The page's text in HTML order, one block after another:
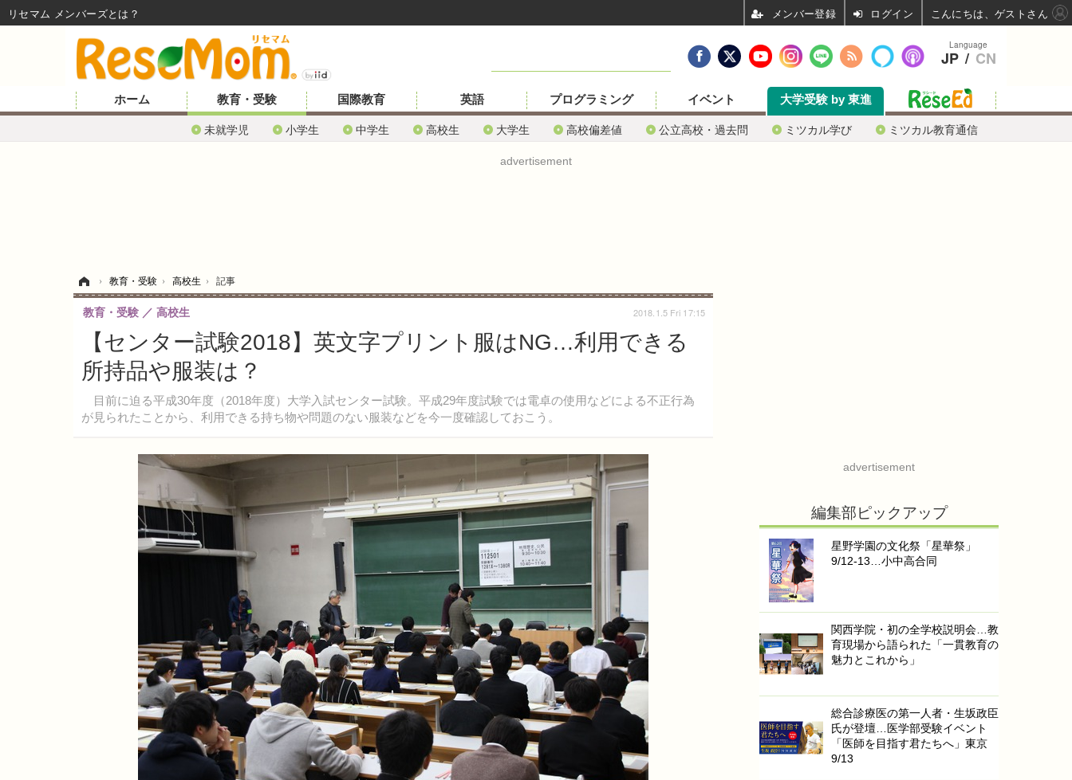
ホーム 教育・受験
未就学児 小学生 中学生 高校生 大学生 高校偏差値 公立高校・過去問 ミツカル学び ミツカル教育通信
国際教育 英語 プログラミング イベント 大学受験 by 東進
advertisement
› 教育・受験 › 高校生 › 記事
【センター試験2018】英文字プリント服はNG…利用できる
所持品や服装は？
目前に迫る平成30年度（2018年度）大学入試センター試験。平成29年度試験では電卓の使用などによる不正行為
が見られたことから、利用できる持ち物や問題のない服装などを今一度確認しておこう。
教育・受験 高校生 2018.1.5 Fri 17:15
advertisement
編集部ピックアップ
星野学園の文化祭「星華祭」
9/12-13…小中高合同
関西学院・初の全学校説明会…教
育現場から語られた「一貫教育の
魅力とこれから」
総合診療医の第一人者・生坂政臣
氏が登壇…医学部受験イベント
「医師を目指す君たちへ」東京
9/13
Language
JP / CN
リセマム メンバーズ ログイン こんにちは、ゲストさん